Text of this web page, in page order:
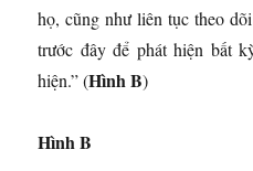
họ, cũng như liên tục theo
trước đây để phát hiện bất
hiện.” (Hình B)
Hình B